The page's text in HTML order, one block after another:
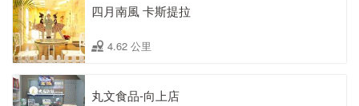
四月南風 卡斯提拉
4.62 公里
丸文食品-向上店